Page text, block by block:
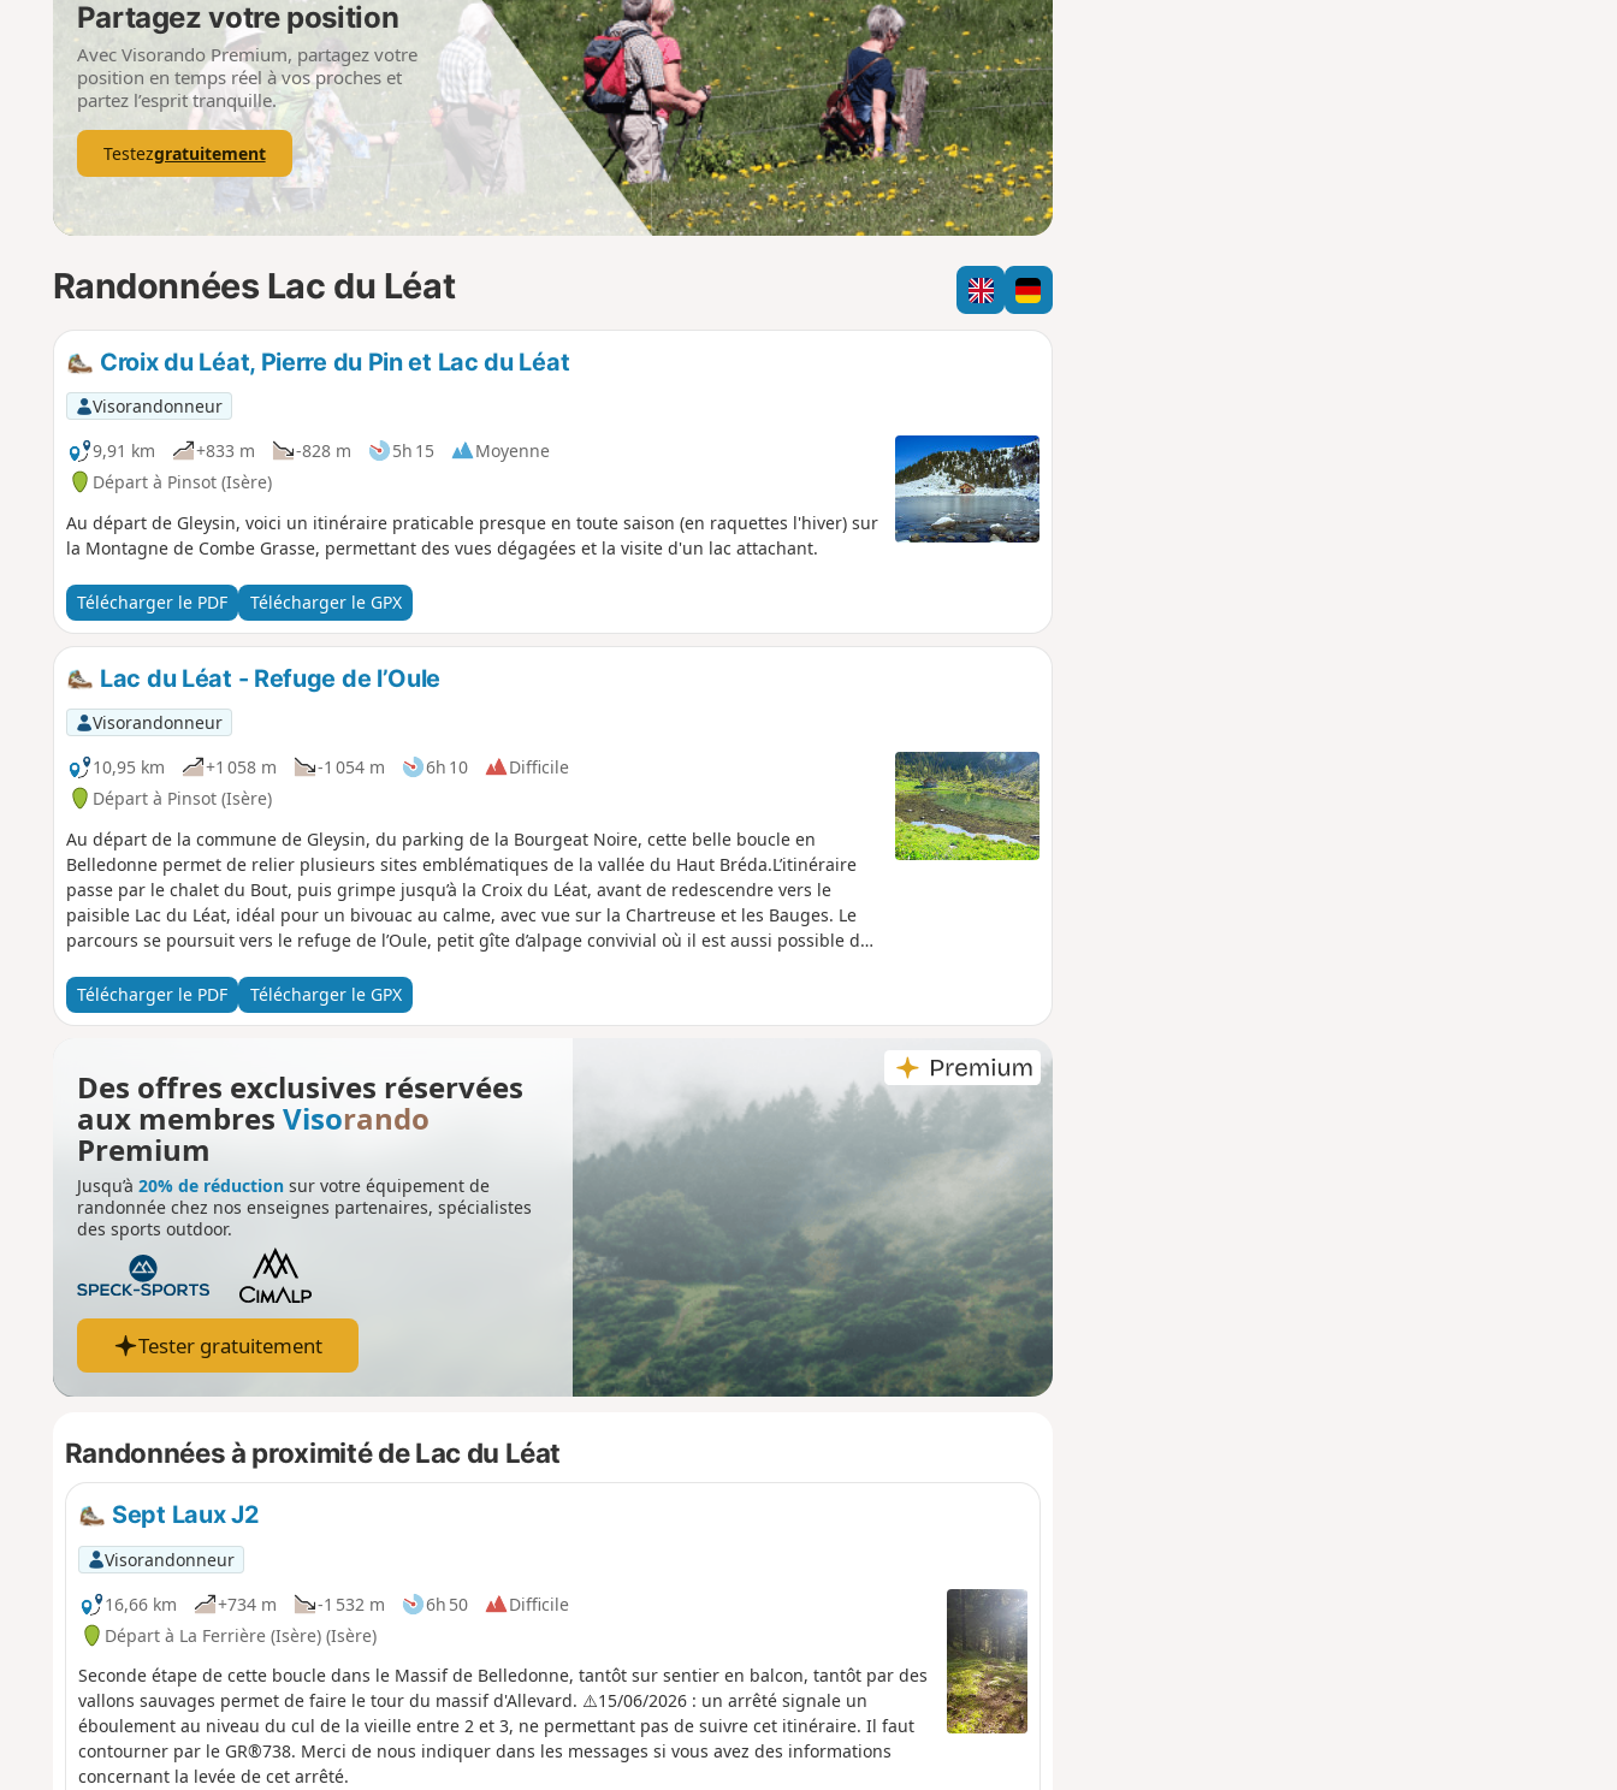
a
m
p
o
i
Partagez votre position
Avec Visorando Premium, partagez votre
position en temps réel à vos proches et
partez l’esprit tranquille.
Testezgratuitement
Randonnées Lac du Léat
Croix du Léat, Pierre du Pin et Lac du Léat
Visorandonneur
9,91 km
+833 m -828 m 5h 15
Moyenne
Départ à Pinsot (Isère)
Au départ de Gleysin, voici un itinéraire praticable presque en toute saison (en raquettes l'hiver) sur
la Montagne de Combe Grasse, permettant des vues dégagées et la visite d'un lac attachant.
Télécharger le PDF Télécharger le GPX
Lac du Léat - Refuge de l’Oule
Visorandonneur
10,95 km
+1 058 m -1 054 m 6h 10
Difficile
Départ à Pinsot (Isère)
Au départ de la commune de Gleysin, du parking de la Bourgeat Noire, cette belle boucle en
Belledonne permet de relier plusieurs sites emblématiques de la vallée du Haut Bréda.L’itinéraire
passe par le chalet du Bout, puis grimpe jusqu’à la Croix du Léat, avant de redescendre vers le
paisible Lac du Léat, idéal pour un bivouac au calme, avec vue sur la Chartreuse et les Bauges. Le
parcours se poursuit vers le refuge de l’Oule, petit gîte d’alpage convivial où il est aussi possible de
deux jours avec une nuit au lac, mais elle peut aussi se faire à la journée pour les plus rapides. Une
belle boucle variée, entre forêts, alpages, crêtes dégagées et coins d’eau sauvages.
Télécharger le PDF Télécharger le GPX
Des offres exclusives réservées
aux membres Visorando
Premium
Jusqu’à 20% de réductionsur votre équipement de
randonnée chez nos enseignes partenaires, spécialistes
des sports outdoor.
Tester gratuitement
Randonnées à proximité de Lac du Léat
Sept Laux J2
Visorandonneur
16,66 km
+734 m -1 532 m 6h 50
Difficile
Départ à La Ferrière (Isère) (Isère)
Seconde étape de cette boucle dans le Massif de Belledonne, tantôt sur sentier en balcon, tantôt par des
vallons sauvages permet de faire le tour du massif d'Allevard. ⚠️15/06/2026 : un arrêté signale un
éboulement au niveau du cul de la vieille entre 2 et 3, ne permettant pas de suivre cet itinéraire. Il faut
contourner par le GR®738. Merci de nous indiquer dans les messages si vous avez des informations
concernant la levée de cet arrêté.